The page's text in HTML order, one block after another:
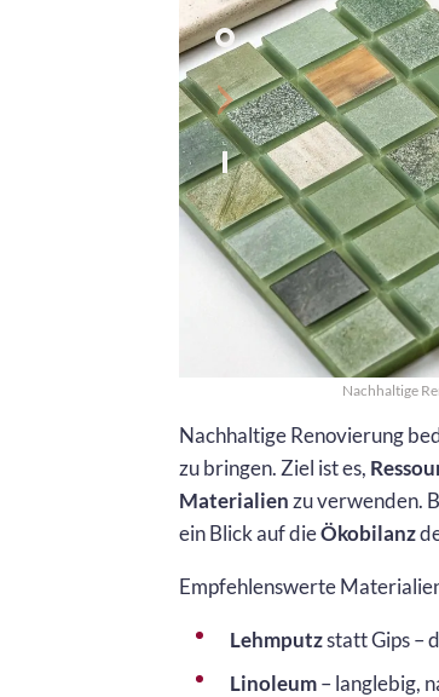
Nachhaltige
Nachhaltige Renovierung
zu bringen. Ziel ist es,
Materialienzu verwenden.
ein Blick auf dieÖkobilanz
Empfehlenswerte
Lehmputzstatt Gips –
Linoleum– langlebig,